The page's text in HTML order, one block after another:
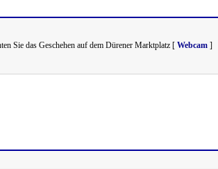
Sie das Geschehen auf dem Dürener Marktplatz [ Webcam ]